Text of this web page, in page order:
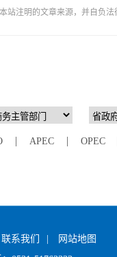
注明的文章来源，并自负法
联系我们 |
网站地图